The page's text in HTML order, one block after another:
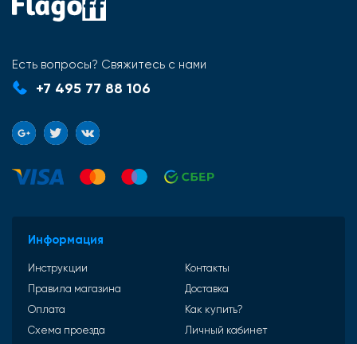
Есть вопросы? Свяжитесь с нами
+7 495 77 88 106
Информация
Инструкции
Контакты
Правила магазина
Доставка
Оплата
Как купить?
Схема проезда
Личный кабинет